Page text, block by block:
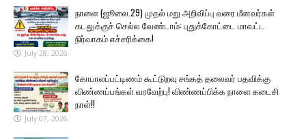
நாளை (ஜூலை.29) முதல் மறு அறிவிப்பு வரை மீனவர்கள்
கடலுக்குச் செல்ல வேண்டாம்: புதுக்கோட்டை மாவட்ட
நிர்வாகம் எச்சரிக்கை!
July 28, 2026
கோபாலப்பட்டிணம் கூட்டுறவு சங்கத் தலைவர் பதவிக்கு
விண்ணப்பங்கள் வரவேற்பு! விண்ணப்பிக்க நாளை கடைசி
நாள்!!
July 07, 2026